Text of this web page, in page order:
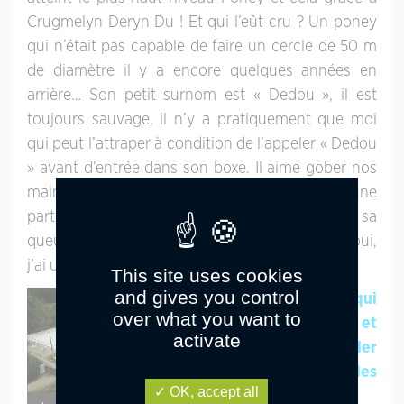
Crugmelyn Deryn Du ! Et qui l’eût cru ? Un poney
qui n’était pas capable de faire un cercle de 50 m
de diamètre il y a encore quelques années en
arrière… Son petit surnom est « Dedou », il est
toujours sauvage, il n’y a pratiquement que moi
qui peut l’attraper à condition de l’appeler « Dedou
» avant d’entrée dans son boxe. Il aime gober nos
mains en particulier celle de ma maman… Il a une
particularité bien à lui c’est qu’il a toujours sa
queue de travers, elle penche du côté droit ! Et oui,
j’ai un poney vraiment unique et atypique !
PA : Avec qui
t’entraines-tu et
peux-tu nous parler
de tes Ecuries des
Morlots ?
This site uses cookies
and gives you control
over what you want to
activate
OK, accept all